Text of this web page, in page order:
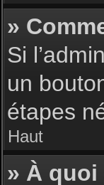
»
Si
un
étapes
Haut
» À quoi